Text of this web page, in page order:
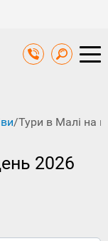
/Тури в Малі на
2026